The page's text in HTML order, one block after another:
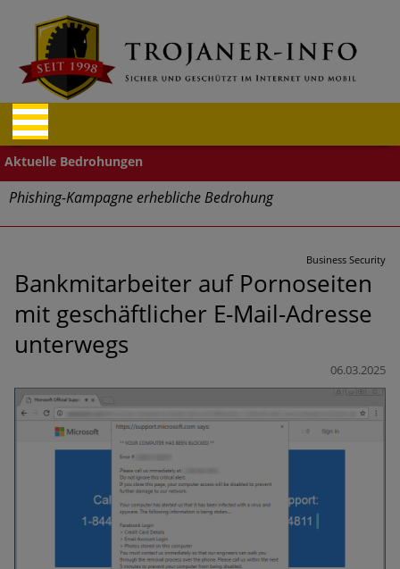
Phishing-Kampagne erhebliche Bedrohung
Welle an Social-Engineering-Betrugsmaschen und
Identitätsdiebstahl
Exponentiell wachsende Risiken, eine immer
unübersichtlichere Cyber-Bedrohungslage – was CISOs jetzt
für mehr Cyber-Resilienz tun können
Digitale Assets aller Arten im Fokus der aktuellen Cyber-
Bedrohungen
Ungebremster Aufstieg: Mega-Ransomware. Deutsche
Unternehmen dürfen Bedrohungspotential nicht
unterschätzen
Weiterentwicklung der HTTP-basierten Cyberangriffe lässt
Experten vor Tsunami bei Web-DDoS-Angriffen warnen
Business Security
Bankmitarbeiter auf Pornoseiten
mit geschäftlicher E-Mail-Adresse
unterwegs
06.03.2025